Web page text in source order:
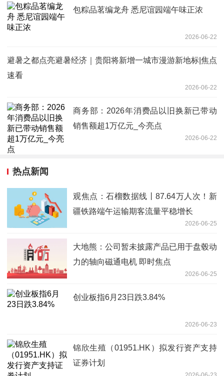
包粽品茗编龙舟 悉尼谊园端午味正浓
2026-06-22
避暑之都点亮避暑经济｜贵阳将新增一城市漫游新地标|焦点
速看
2026-06-22
商务部：2026年消费品以旧换新已带动
销售额超1万亿元_今亮点
2026-06-22
热点新闻
观焦点：石榴数据线丨87.64万人次！新
疆铁路端午运输期客流量平稳增长
2026-06-25
大地熊：公司暂未披露产品已用于盘毂动
力的轴向磁通电机 即时焦点
2026-06-25
创业板指6月23日跌3.84%
2026-06-23
锦欣生殖（01951.HK）拟发行资产支持
证券计划